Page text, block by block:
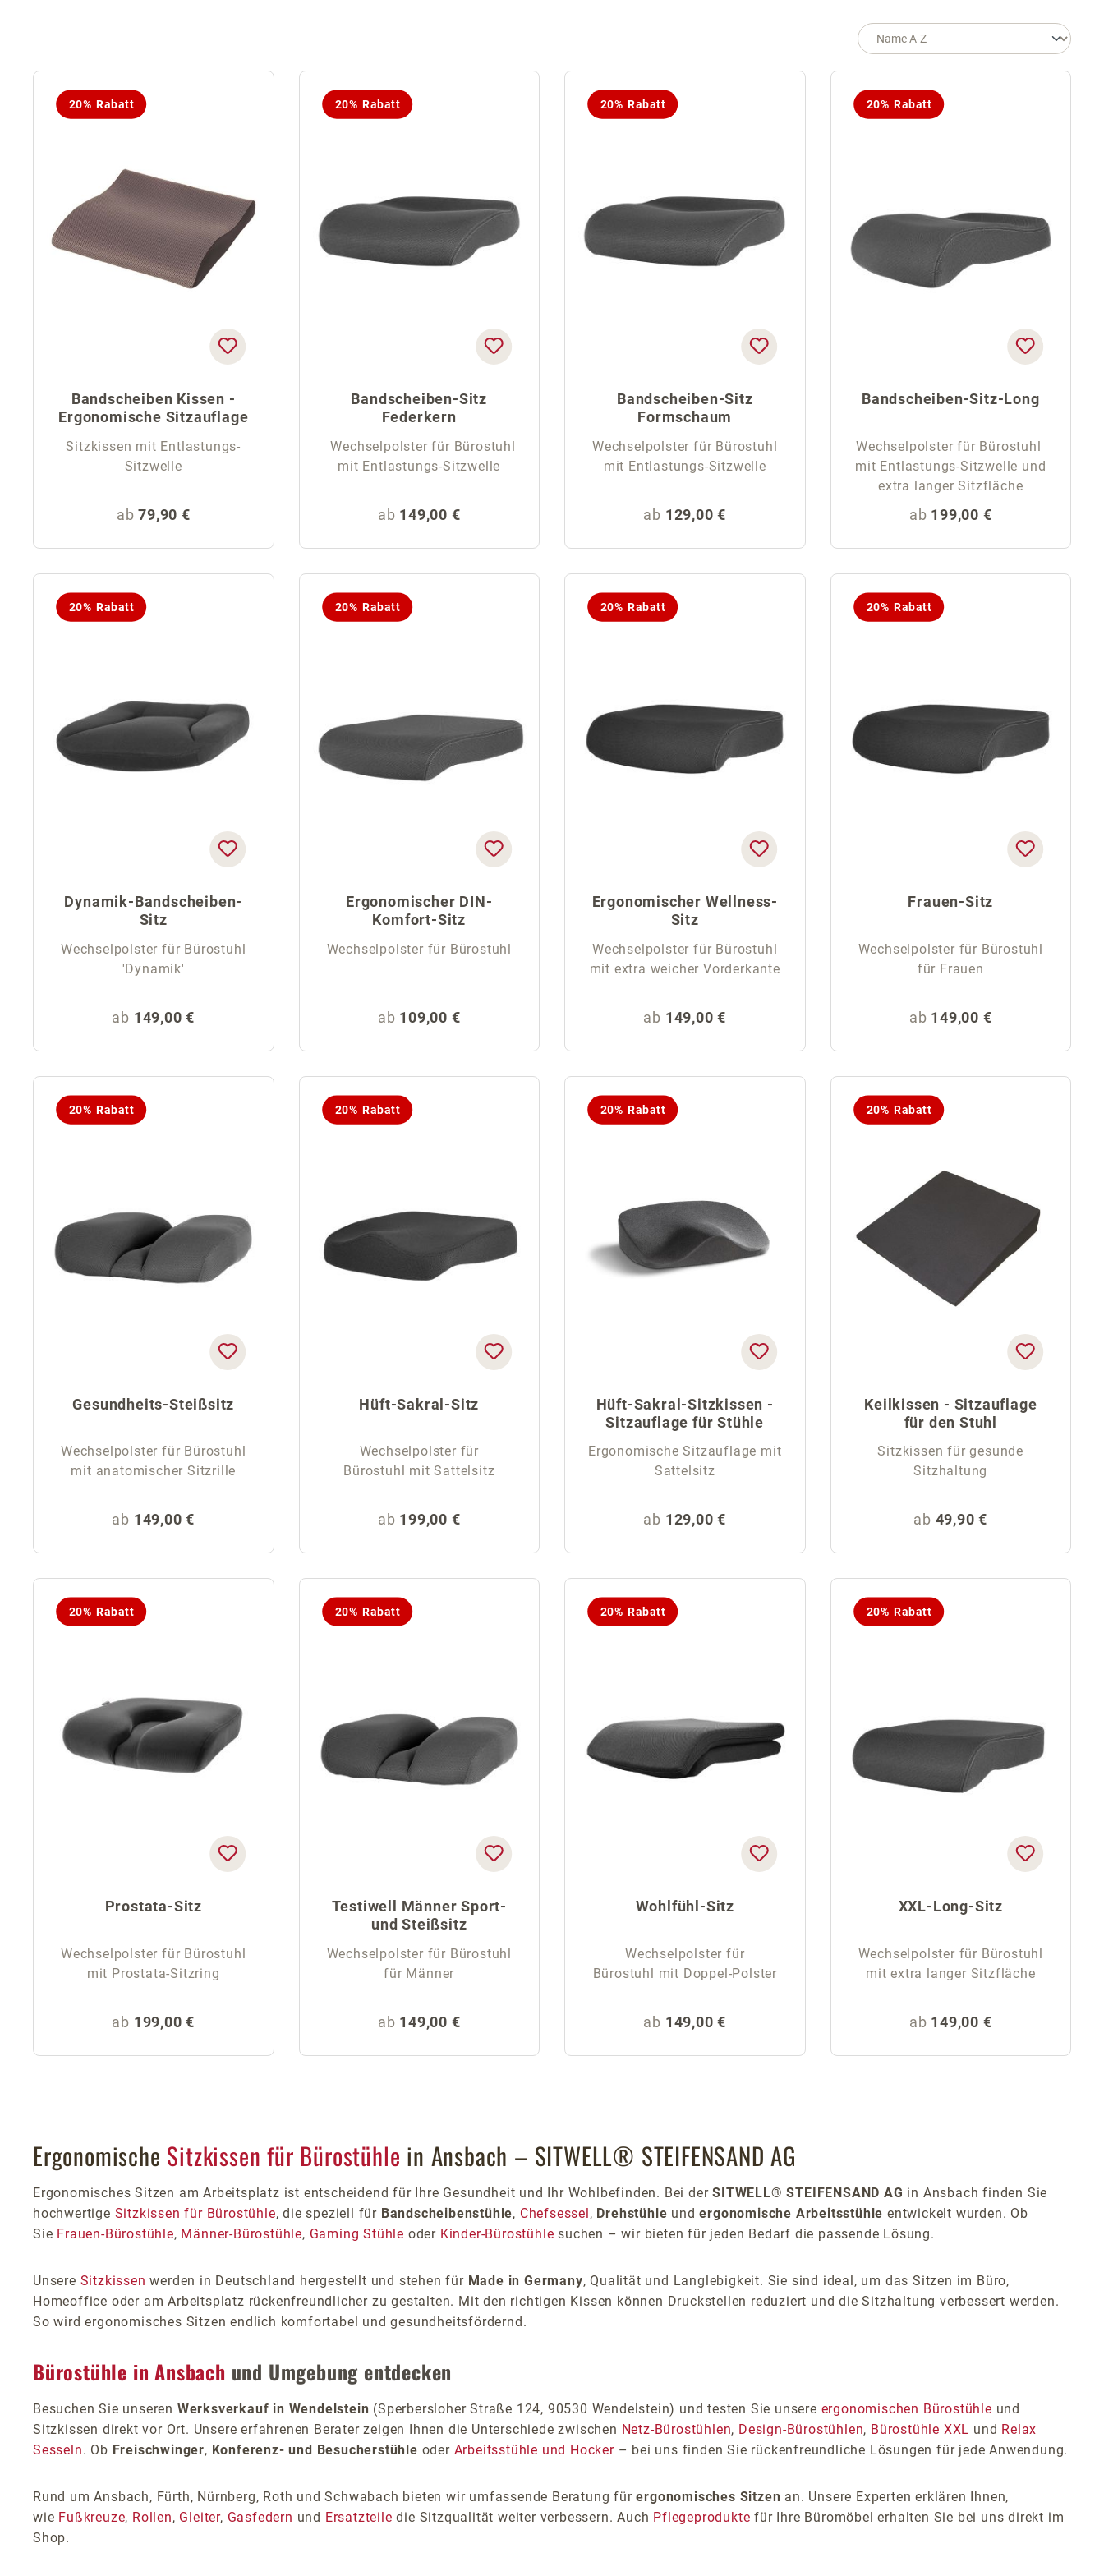
20% Rabatt
Bandscheiben Kissen -
Ergonomische Sitzauflage
Sitzkissen mit Entlastungs-
Sitzwelle
Regulärer Preis:
ab79,90 €
20% Rabatt
Bandscheiben-Sitz
Federkern
Wechselpolster für Bürostuhl
mit Entlastungs-Sitzwelle
Regulärer Preis:
ab 149,00 €
20% Rabatt
Bandscheiben-Sitz
Formschaum
Wechselpolster für Bürostuhl
mit Entlastungs-Sitzwelle
Regulärer Preis:
ab 129,00 €
20% Rabatt
Bandscheiben-Sitz-Long
Wechselpolster für Bürostuhl
mit Entlastungs-Sitzwelle und
extra langer Sitzfläche
Regulärer Preis:
ab 199,00 €
20% Rabatt
Dynamik-Bandscheiben-
Sitz
Wechselpolster für Bürostuhl
'Dynamik'
Regulärer Preis:
ab 149,00 €
20% Rabatt
Ergonomischer DIN-
Komfort-Sitz
Wechselpolster für Bürostuhl
Regulärer Preis:
ab 109,00 €
20% Rabatt
Ergonomischer Wellness-
Sitz
Wechselpolster für Bürostuhl
mit extra weicher Vorderkante
Regulärer Preis:
ab 149,00 €
20% Rabatt
Frauen-Sitz
Wechselpolster für Bürostuhl
für Frauen
Regulärer Preis:
ab 149,00 €
20% Rabatt
Gesundheits-Steißsitz
Wechselpolster für Bürostuhl
mit anatomischer Sitzrille
Regulärer Preis:
ab 149,00 €
20% Rabatt
Hüft-Sakral-Sitz
Wechselpolster für
Bürostuhl mit Sattelsitz
Regulärer Preis:
ab 199,00 €
20% Rabatt
Hüft-Sakral-Sitzkissen -
Sitzauflage für Stühle
Ergonomische Sitzauflage mit
Sattelsitz
Regulärer Preis:
ab 129,00 €
20% Rabatt
Keilkissen - Sitzauflage
für den Stuhl
Sitzkissen für gesunde
Sitzhaltung
Regulärer Preis:
ab 49,90 €
20% Rabatt
Prostata-Sitz
Wechselpolster für Bürostuhl
mit Prostata-Sitzring
Regulärer Preis:
ab 199,00 €
20% Rabatt
Testiwell Männer Sport-
und Steißsitz
Wechselpolster für Bürostuhl
für Männer
Regulärer Preis:
ab 149,00 €
20% Rabatt
Wohlfühl-Sitz
Wechselpolster für
Bürostuhl mit Doppel-Polster
Regulärer Preis:
ab 149,00 €
20% Rabatt
XXL-Long-Sitz
Wechselpolster für Bürostuhl
mit extra langer Sitzfläche
Regulärer Preis:
ab 149,00 €
Ergonomische Sitzkissen für Bürostühle in Ansbach – SITWELL® STEIFENSAND AG
Ergonomisches Sitzen am Arbeitsplatz ist entscheidend für Ihre Gesundheit und Ihr Wohlbefinden. Bei derSITWELL® STEIFENSAND AG in Ansbach finden Sie
hochwertige Sitzkissen für Bürostühle, die speziell für Bandscheibenstühle, Chefsessel , Drehstühle undergonomische Arbeitsstühle entwickelt wurden. Ob
Sie Frauen-Bürostühle, Männer-Bürostühle, Gaming Stühle oder Kinder-Bürostühle suchen – wir bieten für jeden Bedarf die passende Lösung.
Unsere Sitzkissen werden in Deutschland hergestellt und stehen für Made in Germany, Qualität und Langlebigkeit. Sie sind ideal, um das Sitzen im Büro,
Homeoffice oder am Arbeitsplatz rückenfreundlicher zu gestalten. Mit den richtigen Kissen können Druckstellen reduziert und die Sitzhaltung verbessert werden.
So wird ergonomisches Sitzen endlich komfortabel und gesundheitsfördernd.
Bürostühle in Ansbach und Umgebung entdecken
Besuchen Sie unseren Werksverkauf in Wendelstein (Sperbersloher Straße 124, 90530 Wendelstein) und testen Sie unsere ergonomischen Bürostühle und
Sitzkissen direkt vor Ort. Unsere erfahrenen Berater zeigen Ihnen die Unterschiede zwischen Netz-Bürostühlen, Design-Bürostühlen, Bürostühle XXL und Relax
Sesseln. Ob Freischwinger, Konferenz- und Besucherstühle oder Arbeitsstühle und Hocker– bei uns finden Sie rückenfreundliche Lösungen für jede Anwendung.
Rund um Ansbach, Fürth, Nürnberg, Roth und Schwabach bieten wir umfassende Beratung fürergonomisches Sitzen an. Unsere Experten erklären Ihnen,
wie Fußkreuze, Rollen, Gleiter, Gasfedern und Ersatzteile die Sitzqualität weiter verbessern. Auch Pflegeprodukte für Ihre Büromöbel erhalten Sie bei uns direkt im
Shop.